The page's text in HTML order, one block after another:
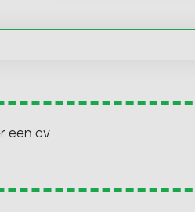
een cv